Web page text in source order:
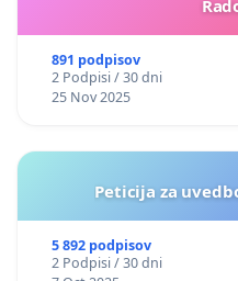
891 podpisov
2 Podpisi / 30 dni
25 Nov 2025
Peticija za
5 892 podpisov
2 Podpisi / 30 dni